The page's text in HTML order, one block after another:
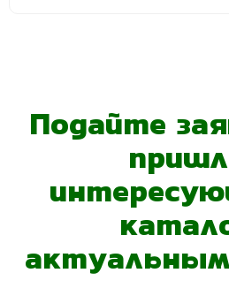
Подайте